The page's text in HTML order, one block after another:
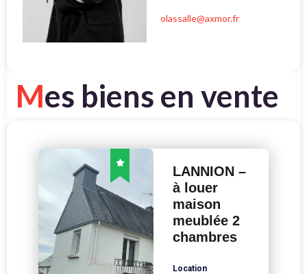
olassalle@axmor.fr
Mes biens en vente
LANNION –
à louer
maison
meublée 2
chambres
Location